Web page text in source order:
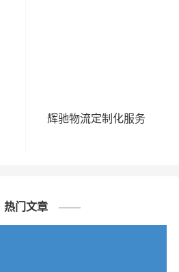
辉驰物流定制化服务
热门文章